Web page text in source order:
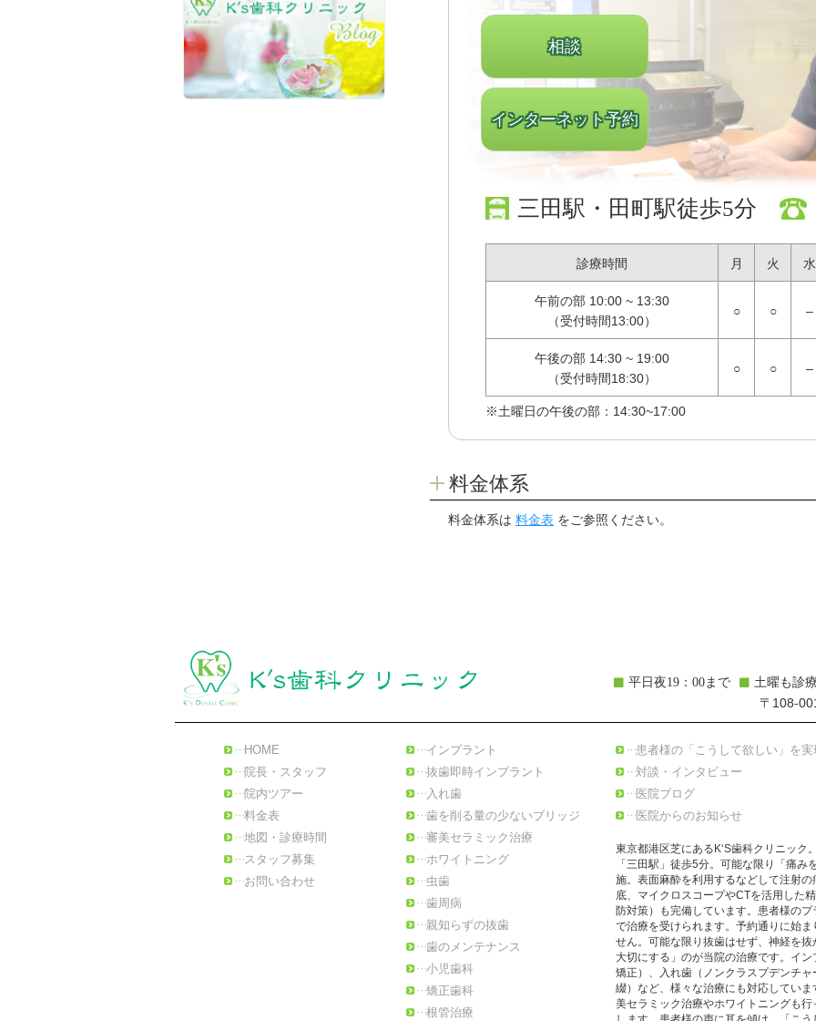
相談
インターネット予約
三田駅・田町駅徒歩5分
診療時間 月 火 水
午前の部 10:00 ~ 13:30
（受付時間13:00）
○ ○ –
午後の部 14:30 ~ 19:00
（受付時間18:30）
○ ○ –
※土曜日の午後の部：14:30~17:00
料金体系
料金体系は 料金表 をご参照ください。
平日夜19：00まで 土曜も診
〒108-
HOME
院長・スタッフ
院内ツアー
料金表
地図・診療時間
スタッフ募集
お問い合わせ
インプラント
抜歯即時インプラント
入れ歯
歯を削る量の少ないブリッジ
審美セラミック治療
ホワイトニング
虫歯
歯周病
親知らずの抜歯
歯のメンテナンス
小児歯科
矯正歯科
根管治療
患者様の「こうして欲しい」を
対談・インタビュー
医院ブログ
医院からのお知らせ
東京都港区芝にあるK‘S歯科クリニッ
「三田駅」徒歩5分。可能な限り「痛
施。表面麻酔を利用するなどして注射
底、マイクロスコープやCTを活用した
防対策）も完備しています。患者様の
で治療を受けられます。予約通りに始
せん。可能な限り抜歯はせず、神経を
大切にする」のが当院の治療です。イ
矯正）、入れ歯（ノンクラスプデンチ
綴）など、様々な治療にも対応してい
美セラミック治療やホワイトニングも